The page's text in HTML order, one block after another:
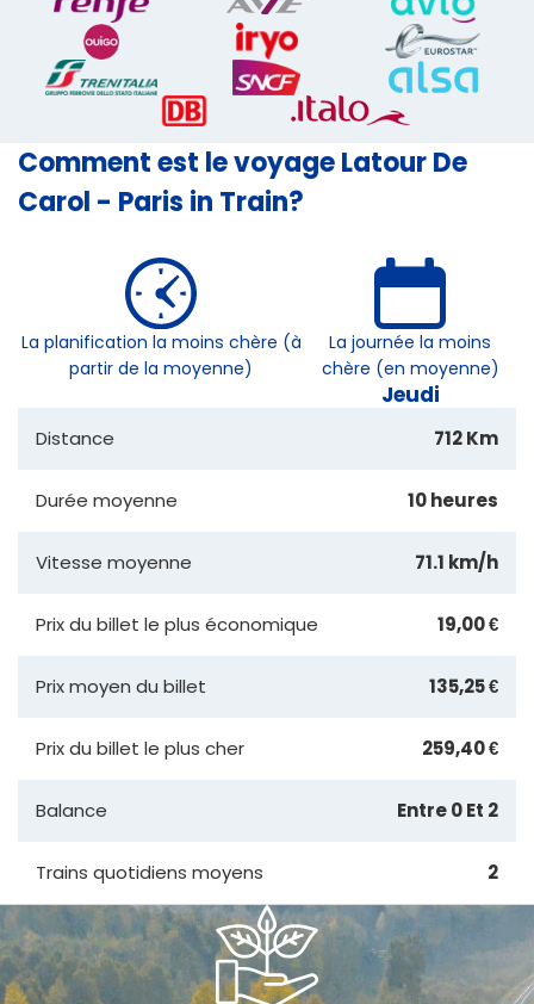
Comment est le voyage Latour De
Carol - Paris in Train?
La planification la moins chère (à
partir de la moyenne)
La journée la moins
chère (en moyenne)
Jeudi
Distance 712 Km
Durée moyenne 10 heures
Vitesse moyenne 71.1 km/h
Prix du billet le plus économique 19,00 €
Prix moyen du billet 135,25 €
Prix du billet le plus cher 259,40 €
Balance Entre 0 Et 2
Trains quotidiens moyens 2